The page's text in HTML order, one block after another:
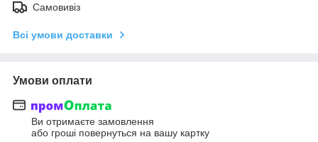
Самовивіз
Всі умови доставки
Умови оплати
Ви отримаєте замовлення
або гроші повернуться на вашу картку